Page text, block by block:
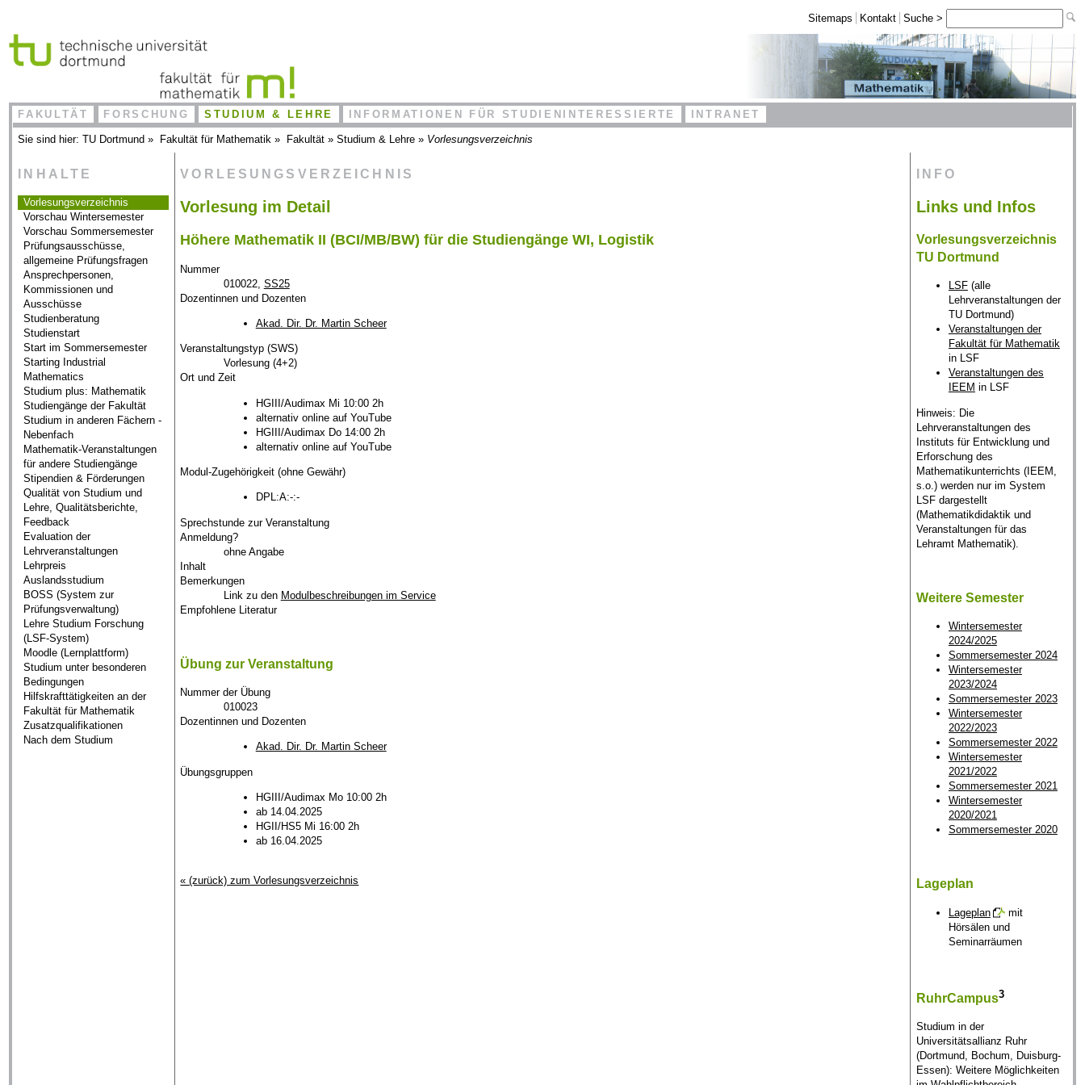
Sitemaps Kontakt Suche >
FAKULTÄT FORSCHUNG STUDIUM & LEHRE INFORMATIONEN FÜR STUDIENINTERESSIERTE INTRANET
Sie sind hier:TU Dortmund » Fakultät für Mathematik » Fakultät »Studium & Lehre » Vorlesungsverzeichnis
INHALTE
Vorlesungsverzeichnis
Vorschau Wintersemester
Vorschau Sommersemester
Prüfungsausschüsse,
allgemeine Prüfungsfragen
Ansprechpersonen,
Kommissionen und
Ausschüsse
Studienberatung
Studienstart
Start im Sommersemester
Starting Industrial
Mathematics
Studium plus: Mathematik
Studiengänge der Fakultät
Studium in anderen Fächern -
Nebenfach
Mathematik-Veranstaltungen
für andere Studiengänge
Stipendien & Förderungen
Qualität von Studium und
Lehre, Qualitätsberichte,
Feedback
Evaluation der
Lehrveranstaltungen
Lehrpreis
Auslandsstudium
BOSS (System zur
Prüfungsverwaltung)
Lehre Studium Forschung
(LSF-System)
Moodle (Lernplattform)
Studium unter besonderen
Bedingungen
Hilfskrafttätigkeiten an der
Fakultät für Mathematik
Zusatzqualifikationen
Nach dem Studium
VORLESUNGSVERZEICHNIS
Vorlesung im Detail
Höhere Mathematik II (BCI/MB/BW) für die Studiengänge WI, Logistik
Nummer
010022, SS25
Dozentinnen und Dozenten
Akad. Dir. Dr. Martin Scheer
Veranstaltungstyp (SWS)
Vorlesung (4+2)
Ort und Zeit
HGIII/Audimax Mi 10:00 2h
alternativ online auf YouTube
HGIII/Audimax Do 14:00 2h
alternativ online auf YouTube
Modul-Zugehörigkeit (ohne Gewähr)
DPL:A:-:-
Sprechstunde zur Veranstaltung
Anmeldung?
ohne Angabe
Inhalt
Bemerkungen
Link zu den Modulbeschreibungen im Service
Empfohlene Literatur
Übung zur Veranstaltung
Nummer der Übung
010023
Dozentinnen und Dozenten
Akad. Dir. Dr. Martin Scheer
Übungsgruppen
HGIII/Audimax Mo 10:00 2h
ab 14.04.2025
HGII/HS5 Mi 16:00 2h
ab 16.04.2025
« (zurück) zum Vorlesungsverzeichnis
INFO
Links und Infos
Vorlesungsverzeichnis
TU Dortmund
LSF(alle
Lehrveranstaltungen der
TU Dortmund)
Veranstaltungen der
Fakultät für Mathematik
in LSF
Veranstaltungen des
IEEM in LSF
Hinweis: Die
Lehrveranstaltungen des
Instituts für Entwicklung und
Erforschung des
Mathematikunterrichts (IEEM,
s.o.) werden nur im System
LSF dargestellt
(Mathematikdidaktik und
Veranstaltungen für das
Lehramt Mathematik).
Weitere Semester
Wintersemester
2024/2025
Sommersemester 2024
Wintersemester
2023/2024
Sommersemester 2023
Wintersemester
2022/2023
Sommersemester 2022
Wintersemester
2021/2022
Sommersemester 2021
Wintersemester
2020/2021
Sommersemester 2020
Lageplan
Lageplan
mit
Hörsälen und
Seminarräumen
RuhrCampus3
Studium in der
Universitätsallianz Ruhr
(Dortmund, Bochum, Duisburg-
Essen): Weitere Möglichkeiten